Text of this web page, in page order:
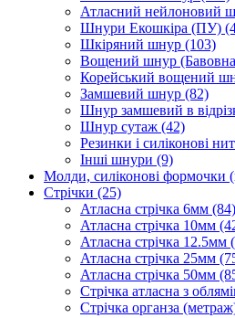
Атласний нейлоновий
Шнури Екошкіра (ПУ)
Шкіряний шнур (103)
Вощений шнур
Корейський вощений
Замшевий шнур (82)
Шнур замшевий в
Шнур сутаж (42)
Резинки і силіконові
Інші шнури (9)
Молди, силіконові формочки
Стрічки (25)
Атласна стрічка 6мм (84)
Атласна стрічка 10мм
Атласна стрічка 12.5мм
Атласна стрічка 25мм
Атласна стрічка 50мм
Стрічка атласна з
Стрічка органза